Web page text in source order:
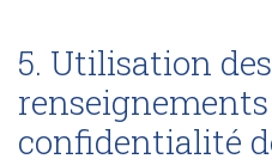
5. Utilisation des
confidentialité